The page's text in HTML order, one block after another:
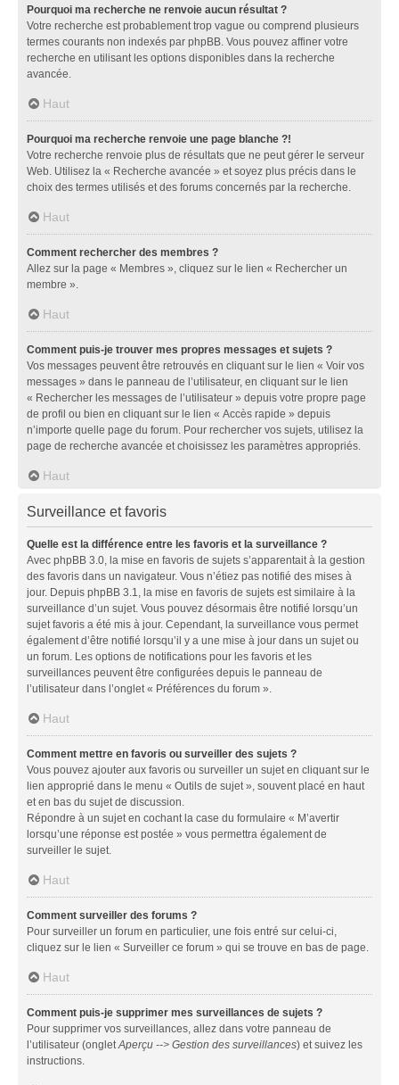
Pourquoi ma recherche ne renvoie aucun résultat ?
Votre recherche est probablement trop vague ou comprend plusieurs
termes courants non indexés par phpBB. Vous pouvez affiner votre
recherche en utilisant les options disponibles dans la recherche
avancée.
Haut
Pourquoi ma recherche renvoie une page blanche ?!
Votre recherche renvoie plus de résultats que ne peut gérer le serveur
Web. Utilisez la « Recherche avancée » et soyez plus précis dans le
choix des termes utilisés et des forums concernés par la recherche.
Haut
Comment rechercher des membres ?
Allez sur la page « Membres », cliquez sur le lien « Rechercher un
membre ».
Haut
Comment puis-je trouver mes propres messages et sujets ?
Vos messages peuvent être retrouvés en cliquant sur le lien « Voir vos
messages » dans le panneau de l’utilisateur, en cliquant sur le lien
« Rechercher les messages de l’utilisateur » depuis votre propre page
de profil ou bien en cliquant sur le lien « Accès rapide » depuis
n’importe quelle page du forum. Pour rechercher vos sujets, utilisez la
page de recherche avancée et choisissez les paramètres appropriés.
Haut
Surveillance et favoris
Quelle est la différence entre les favoris et la surveillance ?
Avec phpBB 3.0, la mise en favoris de sujets s’apparentait à la gestion
des favoris dans un navigateur. Vous n’étiez pas notifié des mises à
jour. Depuis phpBB 3.1, la mise en favoris de sujets est similaire à la
surveillance d’un sujet. Vous pouvez désormais être notifié lorsqu’un
sujet favoris a été mis à jour. Cependant, la surveillance vous permet
également d’être notifié lorsqu’il y a une mise à jour dans un sujet ou
un forum. Les options de notifications pour les favoris et les
surveillances peuvent être configurées depuis le panneau de
l’utilisateur dans l’onglet « Préférences du forum ».
Haut
Comment mettre en favoris ou surveiller des sujets ?
Vous pouvez ajouter aux favoris ou surveiller un sujet en cliquant sur le
lien approprié dans le menu « Outils de sujet », souvent placé en haut
et en bas du sujet de discussion.
Répondre à un sujet en cochant la case du formulaire « M’avertir
lorsqu’une réponse est postée » vous permettra également de
surveiller le sujet.
Haut
Comment surveiller des forums ?
Pour surveiller un forum en particulier, une fois entré sur celui-ci,
cliquez sur le lien « Surveiller ce forum » qui se trouve en bas de page.
Haut
Comment puis-je supprimer mes surveillances de sujets ?
Pour supprimer vos surveillances, allez dans votre panneau de
l’utilisateur (ongletAperçu --> Gestion des surveillances) et suivez les
instructions.